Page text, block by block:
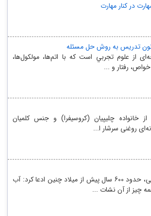
در کنار مهارت
تدریس به روش حل مسئله
از علوم تجربي است که با اتم‌ها، مولکول‌ها،
خواص، رفتار و ...
خانواده چلیپیان (کروسیفرا) و جنس کلمیان
روغنی سرشار ا...
تالس، فیلسوف یونانی، حدود 600 سال پیش از میلاد چنین ادعا کرد: آب
چیز از آن نشات ...